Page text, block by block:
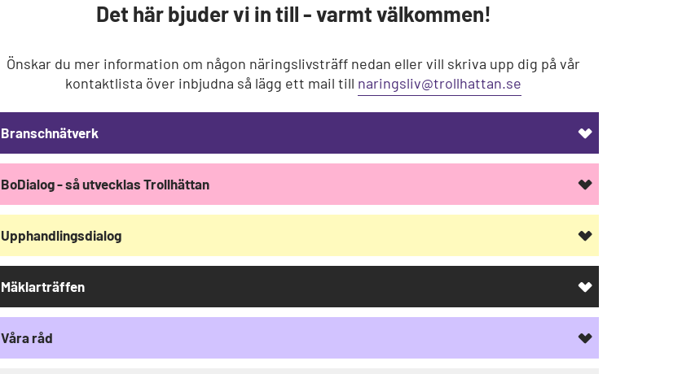
Det här bjuder vi in till - varmt välkommen!
Önskar du mer information om någon näringslivsträff nedan eller vill skriva upp dig på vår
kontaktlista över inbjudna så lägg ett mail till naringsliv@trollhattan.se
Branschnätverk
BoDialog - så utvecklas Trollhättan
Upphandlingsdialog
Mäklarträffen
Våra råd